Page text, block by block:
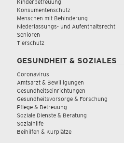
Kinderbetreuung
Konsumentenschutz
Menschen mit Behinderung
Niederlassungs- und Aufenthaltsrecht
Senioren
Tierschutz
GESUNDHEIT & SOZIALES
Coronavirus
Amtsarzt & Bewilligungen
Gesundheitseinrichtungen
Gesundheitsvorsorge & Forschung
Pflege & Betreuung
Soziale Dienste & Beratung
Sozialhilfe
Beihilfen & Kurplätze